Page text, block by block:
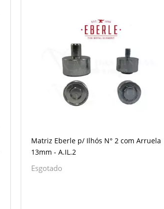
Matriz Eberle p/ Ilhós N° 2 com Arruela
13mm - A.IL.2
Esgotado